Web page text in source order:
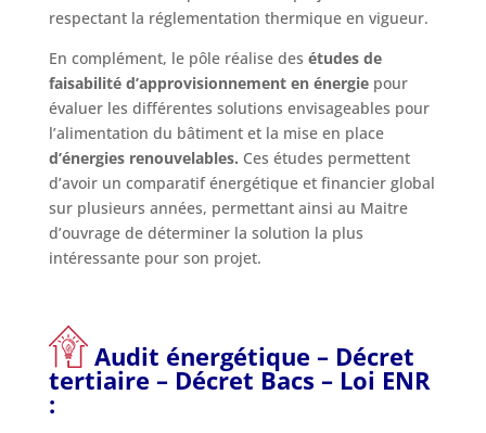
respectant la réglementation thermique en vigueur.
En complément, le pôle réalise des études de
faisabilité d’approvisionnement en énergiepour
évaluer les différentes solutions envisageables pour
l’alimentation du bâtiment et la mise en place
d’énergies renouvelables. Ces études permettent
d’avoir un comparatif énergétique et financier global
sur plusieurs années, permettant ainsi au Maitre
d’ouvrage de déterminer la solution la plus
intéressante pour son projet.
Audit énergétique – Décret
tertiaire – Décret Bacs – Loi ENR
: